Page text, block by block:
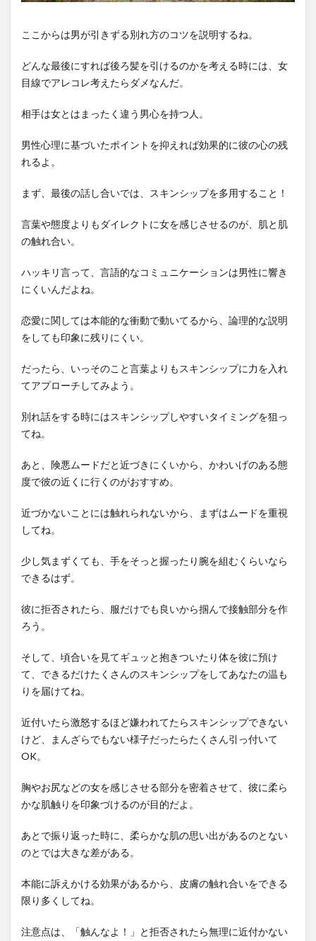
ここからは男が引きずる別れ方のコツを説明するね。
どんな最後にすれば後ろ髪を引けるのかを考える時には、女
目線でアレコレ考えたらダメなんだ。
相手は女とはまったく違う男心を持つ人。
男性心理に基づいたポイントを抑えれば効果的に彼の心の残
れるよ。
まず、最後の話し合いでは、スキンシップを多用すること！
言葉や態度よりもダイレクトに女を感じさせるのが、肌と肌
の触れ合い。
ハッキリ言って、言語的なコミュニケーションは男性に響き
にくいんだよね。
恋愛に関しては本能的な衝動で動いてるから、論理的な説明
をしても印象に残りにくい。
だったら、いっそのこと言葉よりもスキンシップに力を入れ
てアプローチしてみよう。
別れ話をする時にはスキンシップしやすいタイミングを狙っ
てね。
あと、険悪ムードだと近づきにくいから、かわいげのある態
度で彼の近くに行くのがおすすめ。
近づかないことには触れられないから、まずはムードを重視
してね。
少し気まずくても、手をそっと握ったり腕を組むくらいなら
できるはず。
彼に拒否されたら、服だけでも良いから掴んで接触部分を作
ろう。
そして、頃合いを見てギュッと抱きついたり体を彼に預け
て、できるだけたくさんのスキンシップをしてあなたの温も
りを届けてね。
近付いたら激怒するほど嫌われてたらスキンシップできない
けど、まんざらでもない様子だったらたくさん引っ付いて
OK。
胸やお尻などの女を感じさせる部分を密着させて、彼に柔ら
かな肌触りを印象づけるのが目的だよ。
あとで振り返った時に、柔らかな肌の思い出があるのとない
のとでは大きな差がある。
本能に訴えかける効果があるから、皮膚の触れ合いをできる
限り多くしてね。
注意点は、「触んなよ！」と拒否されたら無理に近付かない